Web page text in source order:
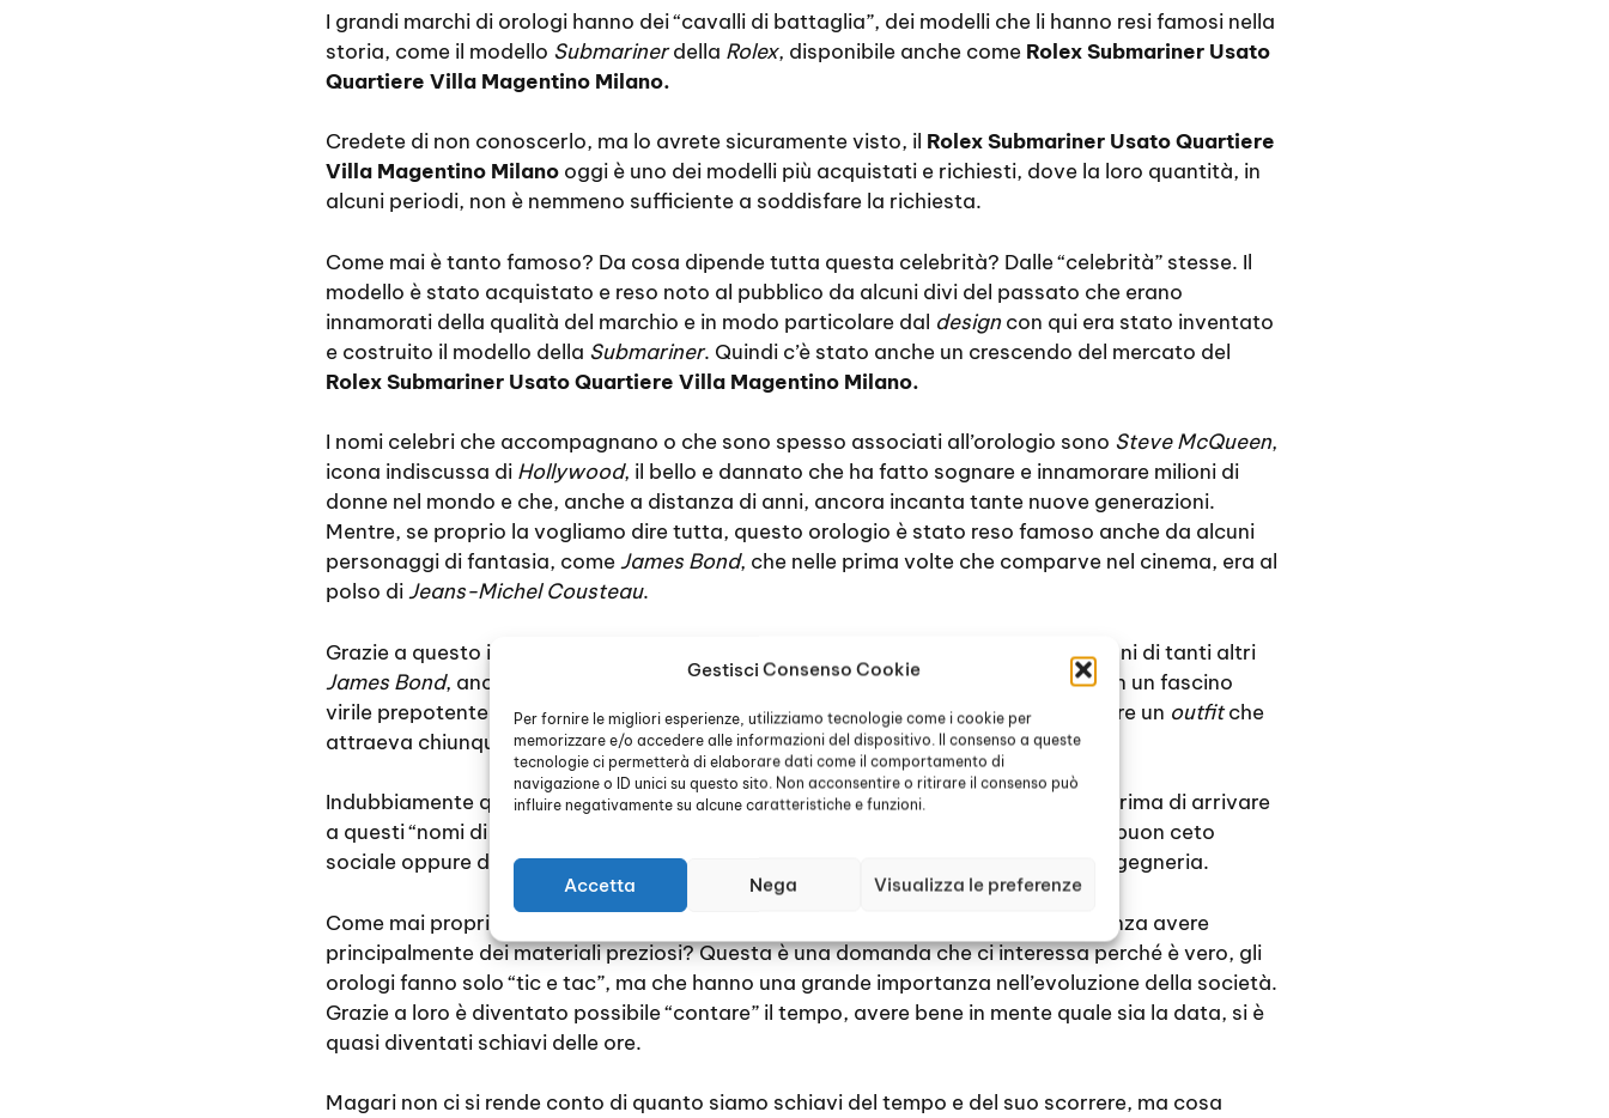
Gestisci Consenso Cookie
Per fornire le migliori esperienze, utilizziamo tecnologie come i cookie per
memorizzare e/o accedere alle informazioni del dispositivo. Il consenso a queste
tecnologie ci permetterà di elaborare dati come il comportamento di
navigazione o ID unici su questo sito. Non acconsentire o ritirare il consenso può
influire negativamente su alcune caratteristiche e funzioni.
Accetta Nega Visualizza le preferenze
I grandi marchi di orologi hanno dei “cavalli di battaglia”, dei modelli che li hanno resi famosi nella
storia, come il modello Submarinerdella Rolex, disponibile anche come Rolex Submariner Usato
Quartiere Villa Magentino Milano.
Credete di non conoscerlo, ma lo avrete sicuramente visto, il Rolex Submariner Usato Quartiere
Villa Magentino Milano oggi è uno dei modelli più acquistati e richiesti, dove la loro quantità, in
alcuni periodi, non è nemmeno sufficiente a soddisfare la richiesta.
Come mai è tanto famoso? Da cosa dipende tutta questa celebrità? Dalle “celebrità” stesse. Il
modello è stato acquistato e reso noto al pubblico da alcuni divi del passato che erano
innamorati della qualità del marchio e in modo particolare dal design con qui era stato inventato
e costruito il modello della Submariner. Quindi c’è stato anche un crescendo del mercato del
Rolex Submariner Usato Quartiere Villa Magentino Milano.
I nomi celebri che accompagnano o che sono spesso associati all’orologio sono Steve McQueen,
icona indiscussa di Hollywood, il bello e dannato che ha fatto sognare e innamorare milioni di
donne nel mondo e che, anche a distanza di anni, ancora incanta tante nuove generazioni.
Mentre, se proprio la vogliamo dire tutta, questo orologio è stato reso famoso anche da alcuni
personaggi di fantasia, comeJames Bond, che nelle prima volte che comparve nel cinema, era al
polso diJeans-Michel Cousteau.
Grazie a questo interesse, il
, ha poi accompagnato le immersioni di tanti altri
James Bond, anche adesso, negli ultimi film del personaggio di spia elegante, con un fascino
virile prepotente, sempre laRolexè stata posizionata al suo polso, per completare un outfitche
attraeva chiunque.
Indubbiamente questi normi hanno contribuito a rendere famoso il modello, ma prima di arrivare
a questi “nomi di calibro”, esso era già conosciuto e acquistato da utenti con un buon ceto
sociale oppure da grandi sportivi che apprezzavano il suo meccanismo di alta ingegneria.
Come mai proprio gli orologi hanno rappresentato un accessorio di lusso, ma senza avere
principalmente dei materiali preziosi? Questa è una domanda che ci interessa perché è vero, gli
orologi fanno solo “tic e tac”, ma che hanno una grande importanza nell’evoluzione della società.
Grazie a loro è diventato possibile “contare” il tempo, avere bene in mente quale sia la data, si è
quasi diventati schiavi delle ore.
Magari non ci si rende conto di quanto siamo schiavi del tempo e del suo scorrere, ma cosa